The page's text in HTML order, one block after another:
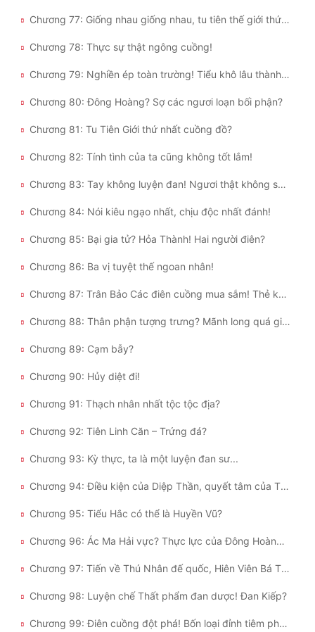
Chương 77: Giống nhau giống nhau, tu tiên thế giới thứ ba!
Chương 78: Thực sự thật ngông cuồng!
Chương 79: Nghiền ép toàn trường! Tiểu khô lâu thành công?
Chương 80: Đông Hoàng? Sợ các ngươi loạn bối phận?
Chương 81: Tu Tiên Giới thứ nhất cuồng đồ?
Chương 82: Tính tình của ta cũng không tốt lắm!
Chương 83: Tay không luyện đan! Ngươi thật không sợ bạo thể mà chết?
Chương 84: Nói kiêu ngạo nhất, chịu độc nhất đánh!
Chương 85: Bại gia tử? Hỏa Thành! Hai người điên?
Chương 86: Ba vị tuyệt thế ngoan nhân!
Chương 87: Trân Bảo Các điên cuồng mua sắm! Thẻ khách quý Chí Tôn?
Chương 88: Thân phận tượng trưng? Mãnh long quá giang!
Chương 89: Cạm bẫy?
Chương 90: Hủy diệt đi!
Chương 91: Thạch nhân nhất tộc tộc địa?
Chương 92: Tiên Linh Căn – Trứng đá?
Chương 93: Kỳ thực, ta là một luyện đan sư...
Chương 94: Điều kiện của Diệp Thần, quyết tâm của Thạch Nhân nhất tộc!
Chương 95: Tiểu Hắc có thể là Huyền Vũ?
Chương 96: Ác Ma Hải vực? Thực lực của Đông Hoàng kiếp trước?
Chương 97: Tiến về Thú Nhân đế quốc, Hiên Viên Bá Thiên phá quan mà ra!
Chương 98: Luyện chế Thất phẩm đan dược! Đan Kiếp?
Chương 99: Điên cuồng đột phá! Bốn loại đỉnh tiêm pháp tắc!